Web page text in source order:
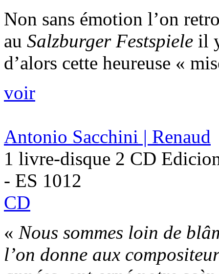
Non sans émotion l’on
au Salzburger Festspiele il
d’alors cette heureuse «
voir
Antonio Sacchini | Renaud
1 livre-disque 2 CD
- ES 1012
CD
« Nous sommes loin de
l’on donne aux